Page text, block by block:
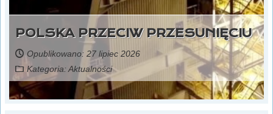
POLSKA PRZECIW PRZESUNIĘCIU
Opublikowano: 27 lipiec 2026
Kategoria:Aktualności